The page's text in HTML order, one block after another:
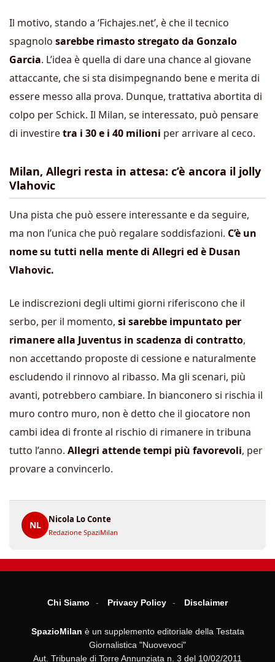
Il motivo, stando a ‘Fichajes.net’, è che il tecnico
spagnolo sarebbe rimasto stregato da Gonzalo
Garcia. L’idea è quella di dare una chance al giovane
attaccante, che si sta disimpegnando bene e merita di
essere messo alla prova. Dunque, trattativa abortita di
colpo per Schick. Il Milan, se interessato, può pensare
di investiretra i 30 e i 40 milioni per arrivare al ceco.
Milan, Allegri resta in attesa: c’è ancora il jolly
Vlahovic
Una pista che può essere interessante e da seguire,
ma non l’unica che può regalare soddisfazioni. C’è un
nome su tutti nella mente di Allegri ed è Dusan
Vlahovic.
Le indiscrezioni degli ultimi giorni riferiscono che il
serbo, per il momento, si sarebbe impuntato per
rimanere alla Juventus in scadenza di contratto,
non accettando proposte di cessione e naturalmente
escludendo il rinnovo al ribasso. Ma gli scenari, più
avanti, potrebbero cambiare. In bianconero si rischia il
muro contro muro, non è detto che il giocatore non
cambi idea di fronte al rischio di rimanere in tribuna
tutto l’anno. Allegri attende tempi più favorevoli, per
provare a convincerlo.
NL
Nicola Lo Conte
Redazione SpaziMilan
Chi Siamo Privacy Policy Disclaimer
SpazioMilan è un supplemento editoriale della Testata
Giornalistica "Nuovevoci"
Aut. Tribunale di Torre Annunziata n. 3 del 10/02/2011